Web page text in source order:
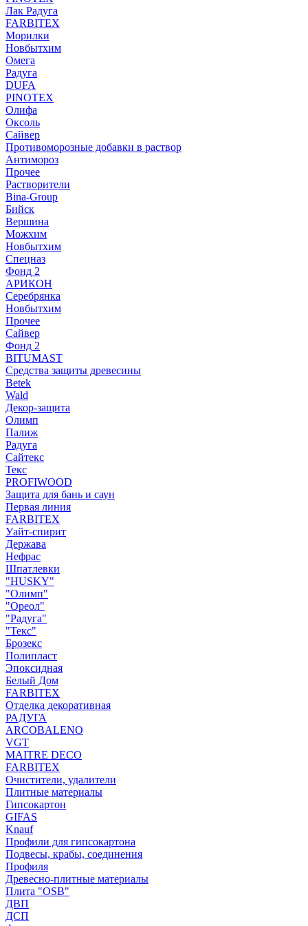
Лак Радуга
FARBITEX
Морилки
Новбытхим
Омега
Радуга
DUFA
PINOTEX
Олифа
Оксоль
Сайвер
Противоморозные добавки в раствор
Антимороз
Прочее
Растворители
Bina-Group
Бийск
Вершина
Можхим
Новбытхим
Спецназ
Фонд 2
АРИКОН
Серебрянка
Новбытхим
Прочее
Сайвер
Фонд 2
BITUMAST
Средства защиты древесины
Betek
Wald
Декор-защита
Олимп
Палиж
Радуга
Сайтекс
Текс
PROFIWOOD
Защита для бань и саун
Первая линия
FARBITEX
Уайт-спирит
Держава
Нефрас
Шпатлевки
"HUSKY"
"Олимп"
"Ореол"
"Радуга"
"Текс"
Брозекс
Полипласт
Эпоксидная
Белый Дом
FARBITEX
Отделка декоративная
РАДУГА
ARCOBALENO
VGT
MAITRE DECO
FARBITEX
Очистители, удалители
Плитные материалы
Гипсокартон
GIFAS
Knauf
Профили для гипсокартона
Подвесы, крабы, соединения
Профиля
Древесно-плитные материалы
Плита "OSB"
ДВП
ДСП